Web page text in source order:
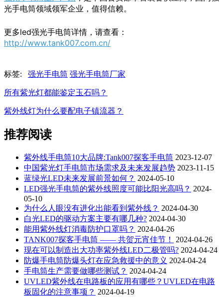
光手电筒领域领军企业，值得信赖。
更多led强光手电筒详情，请查看：
http://www.tank007.com.cn/
标签: 强光手电筒 强光手电筒厂家
所有紫光灯都能鉴定玉石吗？
紫外线灯为什么要配电子镇流器？
推荐阅读
紫外线手电筒10大品牌:Tank007探客手电筒 2023-12-07
中国紫光灯手电筒市场需求及未来发展趋势 2023-11-15
蓝绿光LED未来发展前景如何？ 2024-05-10
LED强光手电筒的紫外线照度可能比阳光高吗？ 2024-
05-10
为什么人眼没有进化出能看到紫外线？ 2024-04-30
白光LED的驱动方案主要有哪几种? 2024-04-30
能用紫外线灯消毒防护口罩吗？ 2024-04-26
TANK007探客手电筒 —— 共贺元宵佳节！
2024-04-26
现在可以制造出大功率紫外线LED二极管吗? 2024-04-24
防爆手电筒防爆头灯在应急救援中的意义 2024-04-24
手电筒生产需要做哪些测试？ 2024-04-24
UVLED紫外线在电路板的应用有哪些？UVLED在电路
板固化的注意事项？ 2024-04-19